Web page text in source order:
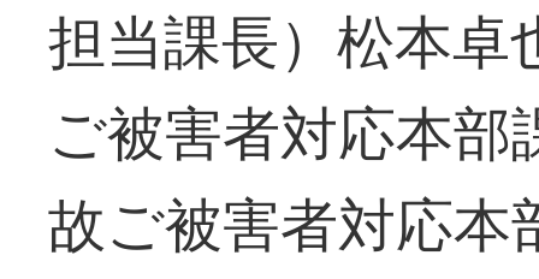
担当課長）松本
ご被害者対応本
故ご被害者対応本